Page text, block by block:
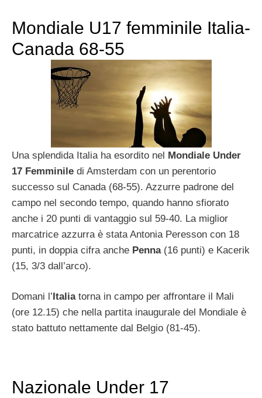
Mondiale U17 femminile Italia-
Canada 68-55
Una splendida Italia ha esordito nel Mondiale Under
17 Femminile di Amsterdam con un perentorio
successo sul Canada (68-55). Azzurre padrone del
campo nel secondo tempo, quando hanno sfiorato
anche i 20 punti di vantaggio sul 59-40. La miglior
marcatrice azzurra è stata Antonia Peresson con 18
punti, in doppia cifra anche Penna(16 punti) e Kacerik
(15, 3/3 dall’arco).
Domani l’ Italiatorna in campo per affrontare il Mali
(ore 12.15) che nella partita inaugurale del Mondiale è
stato battuto nettamente dal Belgio (81-45).
Nazionale Under 17